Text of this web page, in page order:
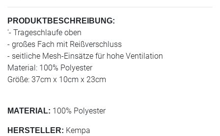
PRODUKTBESCHREIBUNG:
'- Trageschlaufe oben
- großes Fach mit Reißverschluss
- seitliche Mesh-Einsätze für hohe Ventilation
Material: 100% Polyester
Größe: 37cm x 10cm x 23cm
MATERIAL: 100% Polyester
HERSTELLER: Kempa